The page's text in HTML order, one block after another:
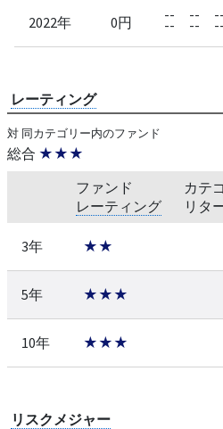
2022年 0円 --
--
--
--
--
--
レーティング
対 同カテゴリー内のファンド
総合 ★★★
ファンド
レーティング
カテ
リタ
3年 ★★
5年 ★★★
10年 ★★★
リスクメジャー